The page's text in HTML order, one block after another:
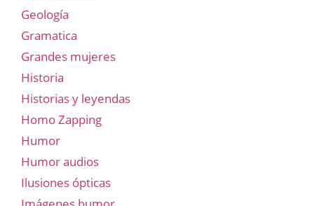
Geología
Gramatica
Grandes mujeres
Historia
Historias y leyendas
Homo Zapping
Humor
Humor audios
Ilusiones ópticas